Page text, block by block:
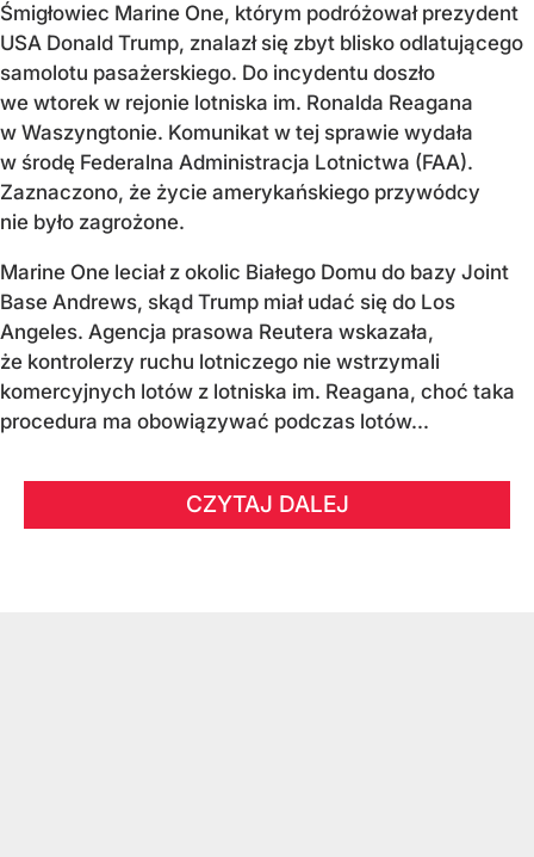
Śmigłowiec Marine One, którym podróżował prezydent
USA Donald Trump, znalazł się zbyt blisko odlatującego
samolotu pasażerskiego. Do incydentu doszło
we wtorek w rejonie lotniska im. Ronalda Reagana
w Waszyngtonie. Komunikat w tej sprawie wydała
w środę Federalna Administracja Lotnictwa (FAA).
Zaznaczono, że życie amerykańskiego przywódcy
nie było zagrożone.
Marine One leciał z okolic Białego Domu do bazy Joint
Base Andrews, skąd Trump miał udać się do Los
Angeles. Agencja prasowa Reutera wskazała,
że kontrolerzy ruchu lotniczego nie wstrzymali
komercyjnych lotów z lotniska im. Reagana, choć taka
procedura ma obowiązywać podczas lotów...
CZYTAJ DALEJ